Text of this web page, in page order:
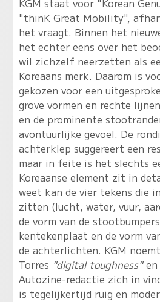
KGM staat voor "Korean
"thinK Great Mobility",
het vraagt. Binnen het
het echter eens over het
wil zichzelf neerzetten als
Koreaans merk. Daarom is
gekozen voor een
grove vormen en rechte
en de prominente
avontuurlijke gevoel. De
achterklep suggereert een
maar in feite is het slechts
Koreaanse element zit in
weet kan de vier tekens die
zitten (lucht, water, vuur,
de vorm van de
kentekenplaat en de vorm
de achterlichten. KGM
Torres "digital toughness"en
Autozine-redactie zich in
is tegelijkertijd ruig en